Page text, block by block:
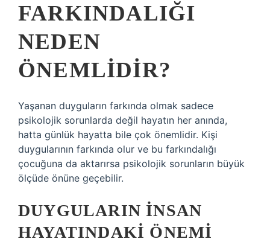
FARKINDALIĞI
NEDEN
ÖNEMLIDIR?
Yaşanan duyguların farkında olmak sadece
psikolojik sorunlarda değil hayatın her anında,
hatta günlük hayatta bile çok önemlidir. Kişi
duygularının farkında olur ve bu farkındalığı
çocuğuna da aktarırsa psikolojik sorunların büyük
ölçüde önüne geçebilir.
DUYGULARIN INSAN
HAYATINDAKI ÖNEMI